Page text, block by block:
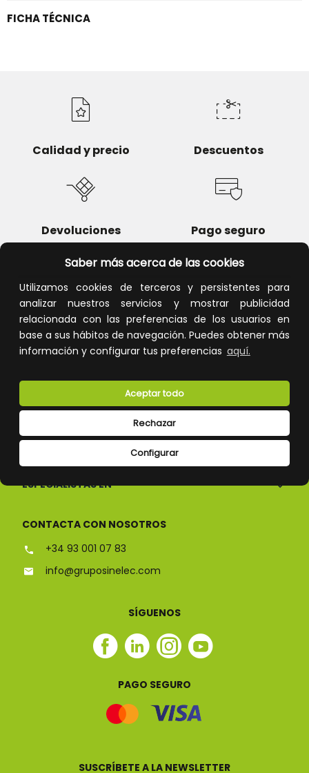
Saber más acerca de las cookies
Utilizamos cookies de terceros y persistentes para
analizar nuestros servicios y mostrar publicidad
relacionada con las preferencias de los usuarios en
base a sus hábitos de navegación. Puedes obtener más
información y configurar tus preferencias aquí.
Configurar
Rechazar
Aceptar todo
FICHA TÉCNICA
Calidad y precio Descuentos
Devoluciones Pago seguro
Atención al cliente
CONÓCENOS
ESPECIALISTAS EN
CONTACTA CON NOSOTROS
+34 93 001 07 83
info@gruposinelec.com
SÍGUENOS
Facebook
Linkedin
Instagram
Youtube
PAGO SEGURO
SUSCRÍBETE A LA NEWSLETTER